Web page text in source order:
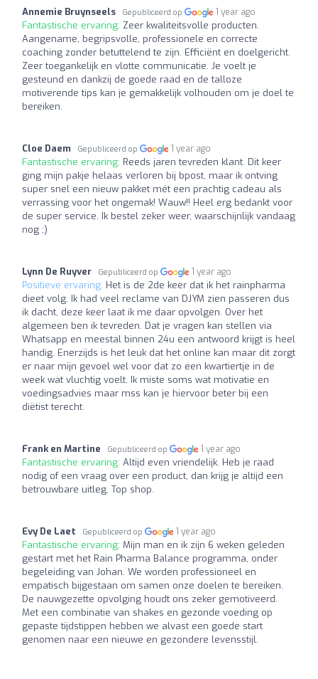
Annemie Bruynseels Gepubliceerd op 1 year ago
Fantastische ervaring: Zeer kwaliteitsvolle producten.
Aangename, begripsvolle, professionele en correcte
coaching zonder betuttelend te zijn. Efficiënt en doelgericht.
Zeer toegankelijk en vlotte communicatie. Je voelt je
gesteund en dankzij de goede raad en de talloze
motiverende tips kan je gemakkelijk volhouden om je doel te
bereiken.
Cloe Daem Gepubliceerd op 1 year ago
Fantastische ervaring: Reeds jaren tevreden klant. Dit keer
ging mijn pakje helaas verloren bij bpost, maar ik ontving
super snel een nieuw pakket mét een prachtig cadeau als
verrassing voor het ongemak! Wauw!! Heel erg bedankt voor
de super service. Ik bestel zeker weer, waarschijnlijk vandaag
nog ;)
Lynn De Ruyver Gepubliceerd op 1 year ago
Positieve ervaring: Het is de 2de keer dat ik het rainpharma
dieet volg. Ik had veel reclame van DJYM zien passeren dus
ik dacht, deze keer laat ik me daar opvolgen. Over het
algemeen ben ik tevreden. Dat je vragen kan stellen via
Whatsapp en meestal binnen 24u een antwoord krijgt is heel
handig. Enerzijds is het leuk dat het online kan maar dit zorgt
er naar mijn gevoel wel voor dat zo een kwartiertje in de
week wat vluchtig voelt. Ik miste soms wat motivatie en
voedingsadvies maar mss kan je hiervoor beter bij een
diëtist terecht.
Frank en Martine Gepubliceerd op 1 year ago
Fantastische ervaring: Altijd even vriendelijk. Heb je raad
nodig of een vraag over een product, dan krijg je altijd een
betrouwbare uitleg. Top shop.
Evy De Laet Gepubliceerd op 1 year ago
Fantastische ervaring: Mijn man en ik zijn 6 weken geleden
gestart met het Rain Pharma Balance programma, onder
begeleiding van Johan. We worden professioneel en
empatisch bijgestaan om samen onze doelen te bereiken.
De nauwgezette opvolging houdt ons zeker gemotiveerd.
Met een combinatie van shakes en gezonde voeding op
gepaste tijdstippen hebben we alvast een goede start
genomen naar een nieuwe en gezondere levensstijl.